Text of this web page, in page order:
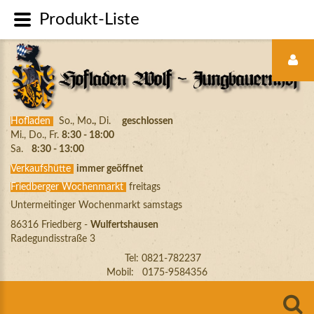
Hofladen So., Mo., Di. geschlossen
Mi., Do., Fr. 8:30 - 18:00
Sa. 8:30 - 13:00
Verkaufshütte
immer geöffnet
Friedberger Wochenmarkt freitags
Untermeitinger Wochenmarkt samstags
86316 Friedberg - Wulfertshausen
Radegundisstraße 3
Tel: 0821-782237
Mobil: 0175-9584356
LOGIN
FORM
ANMELDEN
Erinnerung
Produkt-Liste